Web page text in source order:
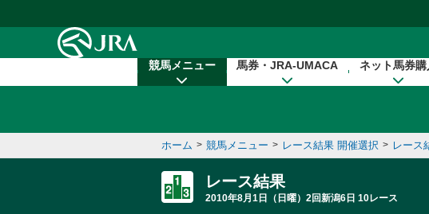
競馬メニュー 馬券・JRA-UMACA ネット馬券購
ホーム > 競馬メニュー > レース結果 開催選択 > レース
レース結果
2010年8月1日（日曜）2回新潟6日 10レース